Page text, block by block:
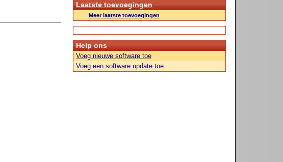
Laatste toevoegingen
Meer laatste toevoegingen
Help ons
Voeg nieuwe software toe
Voeg een software update toe